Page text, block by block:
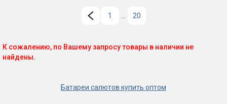
1 20
К сожалению, по Вашему запросу товары в наличии не
найдены.
Батареи салютов купить оптом